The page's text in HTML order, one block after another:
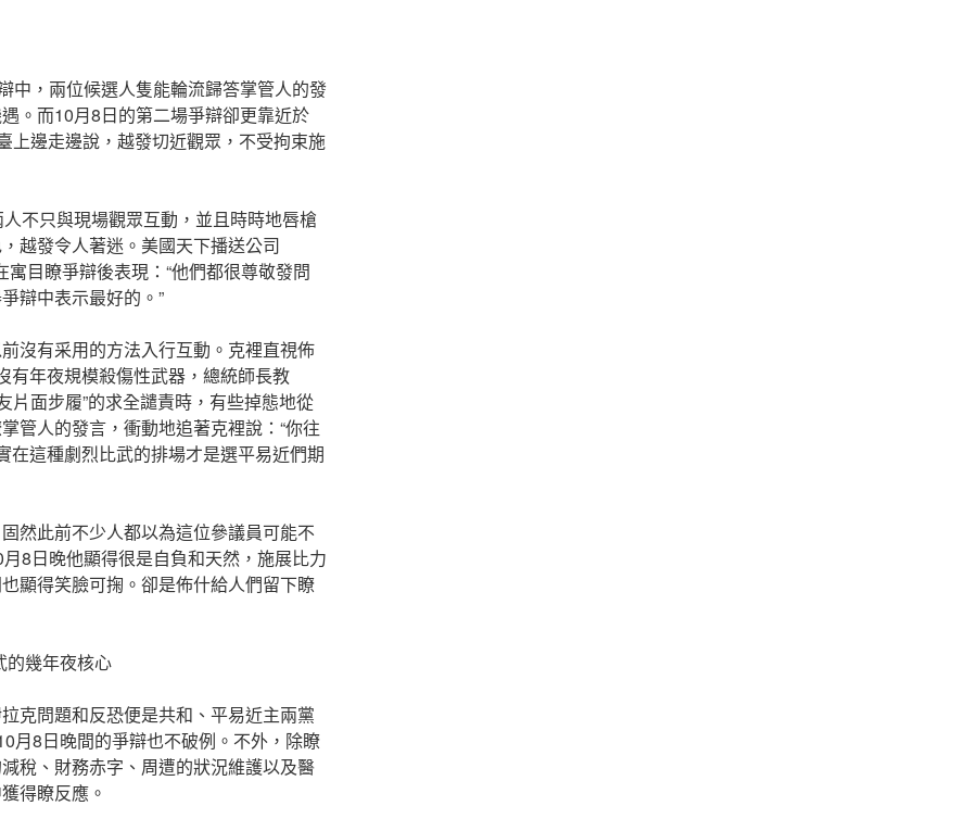
兩位候選人隻能輪流歸答掌管人的發
。而10月8日的第二場爭辯卻更靠近於
上邊走邊說，越發切近觀眾，不受拘束施
與現場觀眾互動，並且時時地唇槍
越發令人著迷。美國天下播送公司
寓目瞭爭辯後表現：“他們都很尊敬發問
辯中表示最好的。”
采用的方法入行互動。克裡直視佈
有年夜規模殺傷性武器，總統師長教
片面步履”的求全譴責時，有些掉態地從
管人的發言，衝動地追著克裡說：“你往
在這種劇烈比武的排場才是選平易近們期
前不少人都以為這位參議員可能不
8日晚他顯得很是自負和天然，施展比力
顯得笑臉可掬。卻是佈什給人們留下瞭
幾年夜核心
題和反恐便是共和、平易近主兩黨
月8日晚間的爭辯也不破例。不外，除瞭
稅、財務赤字、周遭的狀況維護以及醫
得瞭反應。